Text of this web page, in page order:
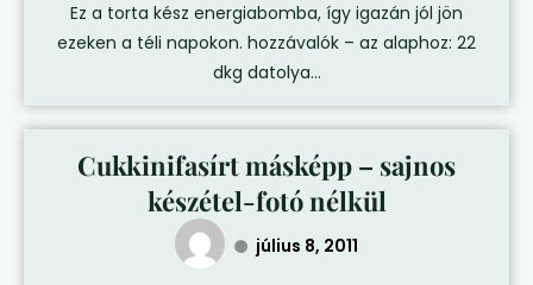
Ez a torta kész energiabomba, így igazán jól jön
ezeken a téli napokon. hozzávalók – az alaphoz: 22
dkg datolya...
Cukkinifasírt másképp – sajnos
készétel-fotó nélkül
július 8, 2011